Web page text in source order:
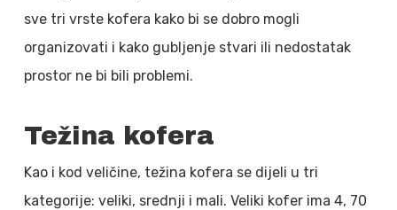
sve tri vrste kofera kako bi se dobro mogli
organizovati i kako gubljenje stvari ili nedostatak
prostor ne bi bili problemi.
Težina kofera
Kao i kod veličine, težina kofera se dijeli u tri
kategorije: veliki, srednji i mali. Veliki kofer ima 4, 70